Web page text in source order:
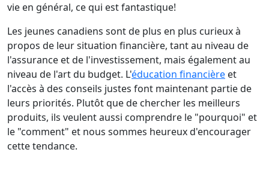
vie en général, ce qui est fantastique!
Les jeunes canadiens sont de plus en plus curieux à
propos de leur situation financière, tant au niveau de
l'assurance et de l'investissement, mais également au
niveau de l'art du budget. L'éducation financière et
l'accès à des conseils justes font maintenant partie de
leurs priorités. Plutôt que de chercher les meilleurs
produits, ils veulent aussi comprendre le "pourquoi" et
le "comment" et nous sommes heureux d'encourager
cette tendance.